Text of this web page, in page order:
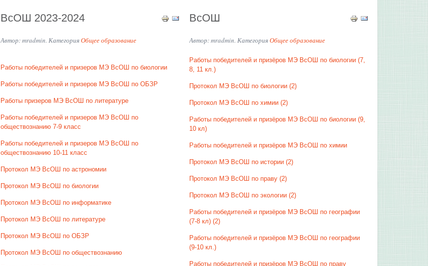
ВсОШ 2023-2024
Автор: mradmin. КатегорияОбщее образование
Работы победителей и призеров МЭ ВсОШ по биологии
Работы победителей и призеров МЭ ВсОШ по ОБЗР
Работы призеров МЭ ВсОШ по литературе
Работы победителей и призеров МЭ ВсОШ по
обществознанию 7-9 класс
Работы победителей и призеров МЭ ВсОШ по
обществознанию 10-11 класс
Протокол МЭ ВсОШ по астрономии
Протокол МЭ ВсОШ по биологии
Протокол МЭ ВсОШ по информатике
Протокол МЭ ВсОШ по литературе
Протокол МЭ ВсОШ по ОБЗР
Протокол МЭ ВсОШ по обществознанию
ВсОШ
Автор: mradmin. КатегорияОбщее образование
Работы победителей и призёров МЭ ВсОШ по биологии (7,
8, 11 кл.)
Протокол МЭ ВсОШ по биологии (2)
Протокол МЭ ВсОШ по химии (2)
Работы победителей и призёров МЭ ВсОШ по биологии (9,
10 кл)
Работы победителей и призёров МЭ ВсОШ по химии
Протокол МЭ ВсОШ по истории (2)
Протокол МЭ ВсОШ по праву (2)
Протокол МЭ ВсОШ по экологии (2)
Работы победителей и призёров МЭ ВсОШ по географии
(7-8 кл) (2)
Работы победителей и призёров МЭ ВсОШ по географии
(9-10 кл.)
Работы победителей и призёров МЭ ВсОШ по праву